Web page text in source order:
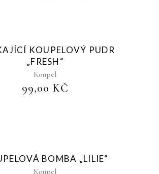
Sold
KOUPELOVÝ PUDR
„FRESH“
Koupel
99,00 KČ
Sold
BOMBA „LILIE“
Koupel